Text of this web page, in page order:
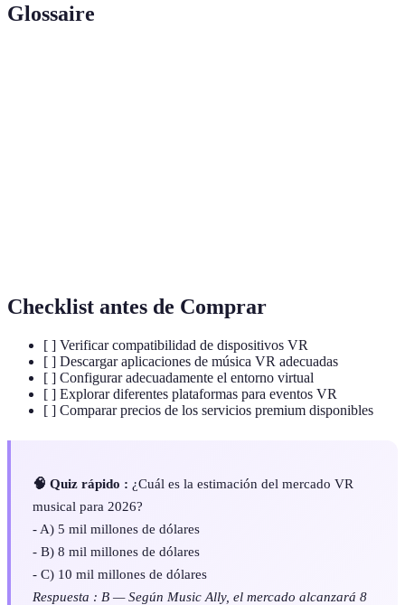
Glossaire
Checklist antes de Comprar
[ ] Verificar compatibilidad de dispositivos VR
[ ] Descargar aplicaciones de música VR adecuadas
[ ] Configurar adecuadamente el entorno virtual
[ ] Explorar diferentes plataformas para eventos VR
[ ] Comparar precios de los servicios premium disponibles
🧠 Quiz rápido : ¿Cuál es la estimación del mercado VR
musical para 2026?
- A) 5 mil millones de dólares
- B) 8 mil millones de dólares
- C) 10 mil millones de dólares
Respuesta : B — Según Music Ally, el mercado alcanzará 8